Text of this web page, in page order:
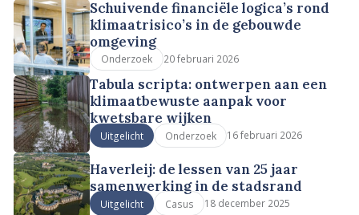
Schuivende financiële logica’s rond
klimaatrisico’s in de gebouwde
omgeving
Onderzoek 20 februari 2026
Tabula scripta: ontwerpen aan een
klimaatbewuste aanpak voor
kwetsbare wijken
Uitgelicht Onderzoek 16 februari 2026
Haverleij: de lessen van 25 jaar
samenwerking in de stadsrand
Uitgelicht Casus 18 december 2025